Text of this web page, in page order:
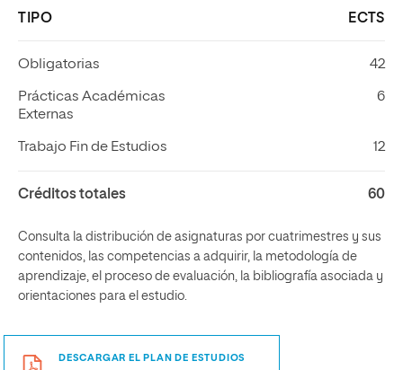
TIPO ECTS
Obligatorias 42
Prácticas Académicas
Externas
6
Trabajo Fin de Estudios 12
Créditos totales 60
Consulta la distribución de asignaturas por cuatrimestres y sus
contenidos, las competencias a adquirir, la metodología de
aprendizaje, el proceso de evaluación, la bibliografía asociada y
orientaciones para el estudio.
DESCARGAR EL PLAN DE ESTUDIOS